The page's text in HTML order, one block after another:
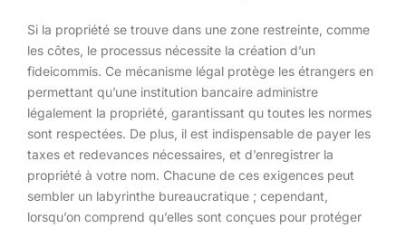
Si la propriété se trouve dans une zone restreinte, comme
les côtes, le processus nécessite la création d’un
fideicommis. Ce mécanisme légal protège les étrangers en
permettant qu’une institution bancaire administre
légalement la propriété, garantissant qu toutes les normes
sont respectées. De plus, il est indispensable de payer les
taxes et redevances nécessaires, et d’enregistrer la
propriété à votre nom. Chacune de ces exigences peut
sembler un labyrinthe bureaucratique ; cependant,
lorsqu’on comprend qu’elles sont conçues pour protéger